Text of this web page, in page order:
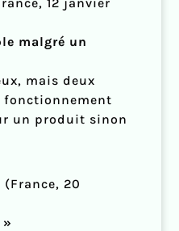
malgré un
mais deux
fonctionnement
un produit sinon
(France, 20